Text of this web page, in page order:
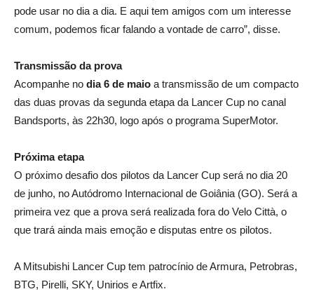
pode usar no dia a dia. E aqui tem amigos com um interesse
comum, podemos ficar falando a vontade de carro”, disse.
Transmissão da prova
Acompanhe no dia 6 de maio a transmissão de um compacto
das duas provas da segunda etapa da Lancer Cup no canal
Bandsports, às 22h30, logo após o programa SuperMotor.
Próxima etapa
O próximo desafio dos pilotos da Lancer Cup será no dia 20
de junho, no Autódromo Internacional de Goiânia (GO). Será a
primeira vez que a prova será realizada fora do Velo Città, o
que trará ainda mais emoção e disputas entre os pilotos.
A Mitsubishi Lancer Cup tem patrocínio de Armura, Petrobras,
BTG, Pirelli, SKY, Unirios e Artfix.